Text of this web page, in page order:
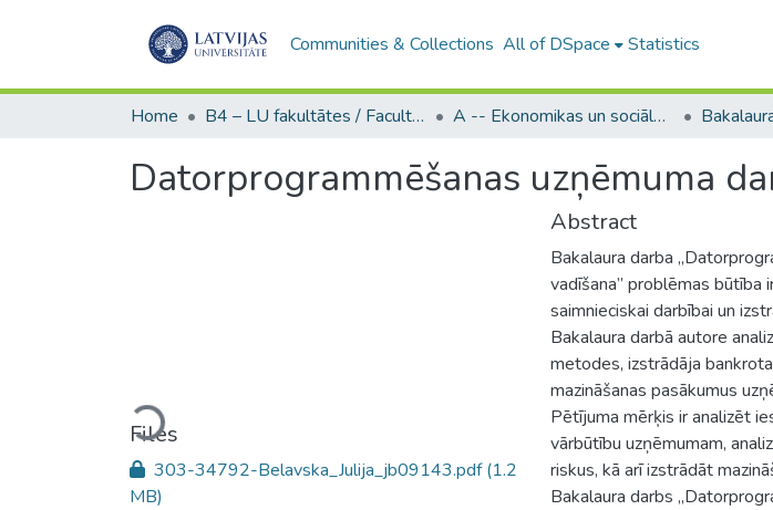
Communities & Collections All of DSpace Statistics
Home B4 – LU fakultātes / Faculties of the UL A -- Ekonomikas un sociālo zinātņu fakultāte / Faculty of Economics and Social Sciences
Datorprogrammēšanas uzņēmuma
Loading...
Files
303-34792-Belavska_Julija_jb09143.pdf(1.2
MB)
Abstract
Bakalaura darba
vadīšana” problēmas būtība
saimnieciskai darbībai un
Bakalaura darbā autore
metodes, izstrādāja
mazināšanas pasākumus
Pētījuma mērķis ir analizēt
vārbūtību uzņēmumam,
riskus, kā arī izstrādāt
Bakalaura darbs